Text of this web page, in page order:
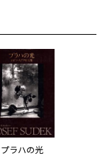
プラハの光